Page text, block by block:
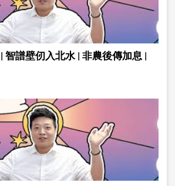
| 智譜壁仞入北水 | 非農後傳加息 |